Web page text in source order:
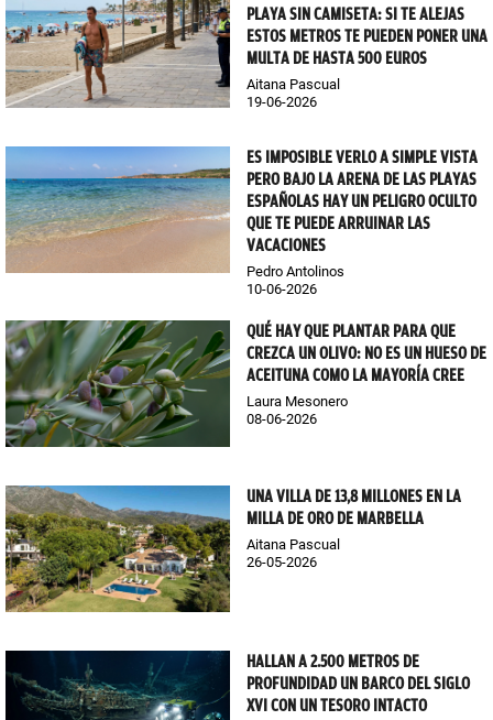
PLAYA SIN CAMISETA: SI TE ALEJAS
ESTOS METROS TE PUEDEN PONER UNA
MULTA DE HASTA 500 EUROS
Aitana Pascual
19-06-2026
ES IMPOSIBLE VERLO A SIMPLE VISTA
PERO BAJO LA ARENA DE LAS PLAYAS
ESPAÑOLAS HAY UN PELIGRO OCULTO
QUE TE PUEDE ARRUINAR LAS
VACACIONES
Pedro Antolinos
10-06-2026
QUÉ HAY QUE PLANTAR PARA QUE
CREZCA UN OLIVO: NO ES UN HUESO DE
ACEITUNA COMO LA MAYORÍA CREE
Laura Mesonero
08-06-2026
UNA VILLA DE 13,8 MILLONES EN LA
MILLA DE ORO DE MARBELLA
Aitana Pascual
26-05-2026
HALLAN A 2.500 METROS DE
PROFUNDIDAD UN BARCO DEL SIGLO
XVI CON UN TESORO INTACTO